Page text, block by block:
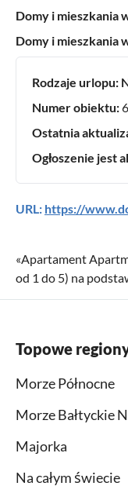
Domy i mieszkania
Domy i mieszkania
Rodzaje urlopu:
Numer obiektu:
Ostatnia
Ogłoszenie jest
URL: https://
«Apartament
od 1 do 5) na
Topowe
Morze Północne
Morze Bałtyckie
Majorka
Na całym świecie